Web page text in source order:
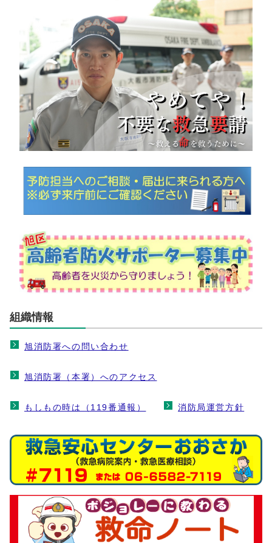
組織情報
旭消防署への問い合わせ
旭消防署（本署）へのアクセス
もしもの時は（119番通報） 消防局運営方針